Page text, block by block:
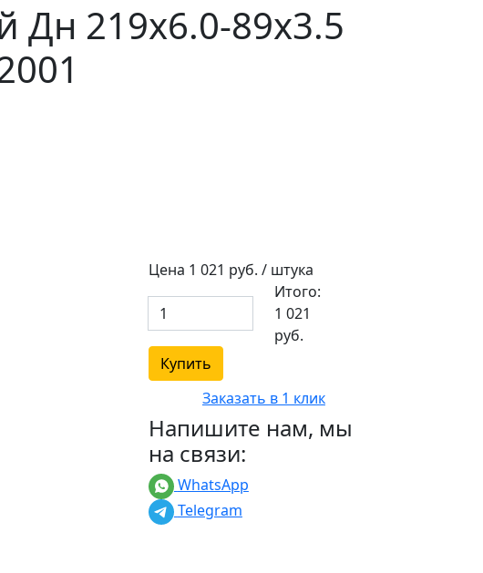
Дн 219х6.0-89х3.5
Цена 1 021 руб. / штука
Итого:
1 021
руб.
Купить
Заказать в 1 клик
Напишите нам, мы
на связи:
WhatsApp
Telegram